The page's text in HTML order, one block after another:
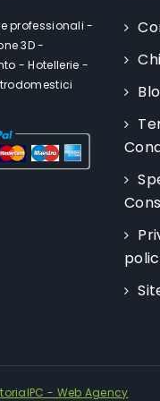
professionali -
3D -
- Hotellerie -
- Web Agency